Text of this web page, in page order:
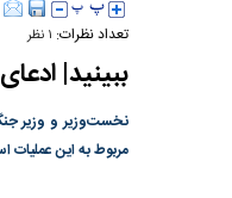
تعداد نظرات: ۱ نظر
ببینید|
نخست‌وزیر و وزیر
مربوط به این عملیات